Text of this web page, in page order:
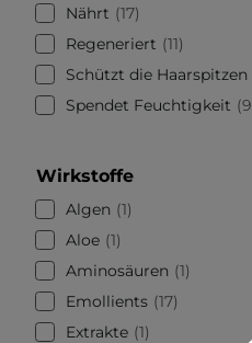
Nährt
17
Regeneriert
11
Schützt die Haarspitzen
Spendet Feuchtigkeit
9
Wirkstoffe
Algen
1
Aloe 1
Aminosäuren
1
Emollients 17
Extrakte 1